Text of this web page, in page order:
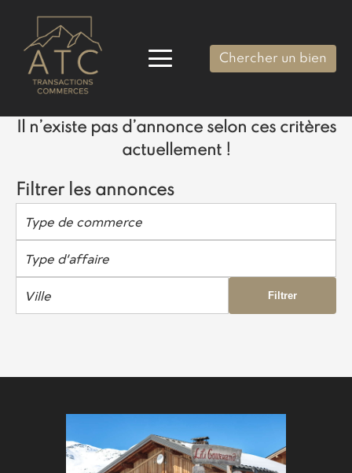
Chercher un bien
Il n’existe pas d’annonce selon ces critères
actuellement !
Filtrer les annonces
Type de commerce
Type d’affaire
Ville Filtrer